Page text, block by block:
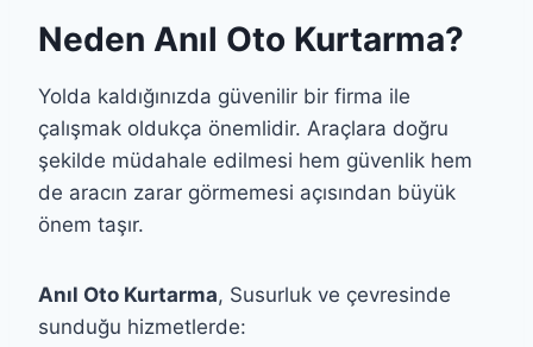
Neden Anıl Oto Kurtarma?
Yolda kaldığınızda güvenilir bir firma ile
çalışmak oldukça önemlidir. Araçlara doğru
şekilde müdahale edilmesi hem güvenlik hem
de aracın zarar görmemesi açısından büyük
önem taşır.
Anıl Oto Kurtarma, Susurluk ve çevresinde
sunduğu hizmetlerde: